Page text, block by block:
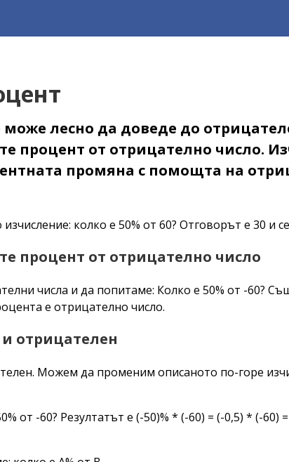
лесно да доведе до
процент от отрицателно число.
промяна с помощта на
колко е 50% от 60? Отговорът е 30 и
процент от отрицателно число
числа и да попитаме: Колко е 50% от -60?
е отрицателно число.
отрицателен
Можем да променим описаното по-горе
от -60? Резултатът е (-50)% * (-60) = (-0,5) * (-